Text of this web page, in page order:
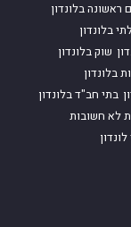
ראשונה בלונדון
בלונדון
שוק בלונדון
בלונדון
בתי חב"ד בלונדון
לא חשובות